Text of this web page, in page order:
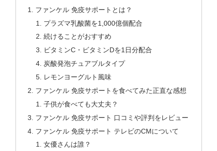
ファンケル 免疫サポートとは？
プラズマ乳酸菌を1,000億個配合
続けることがおすすめ
ビタミンC・ビタミンDを1日分配合
炭酸発泡チュアブルタイプ
レモンヨーグルト風味
ファンケル 免疫サポートを食べてみた正直な感想
子供が食べても大丈夫？
ファンケル 免疫サポート 口コミや評判をレビュー
ファンケル 免疫サポート テレビのCMについて
女優さんは誰？